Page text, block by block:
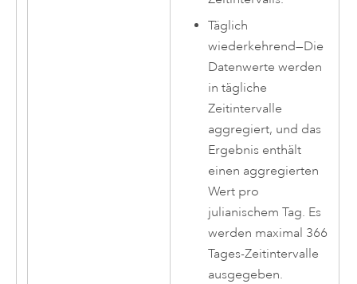
Täglich
wiederkehrend—Die
Datenwerte werden
in tägliche
Zeitintervalle
aggregiert, und das
Ergebnis enthält
einen aggregierten
Wert pro
julianischem Tag. Es
werden maximal 366
Tages-Zeitintervalle
ausgegeben.